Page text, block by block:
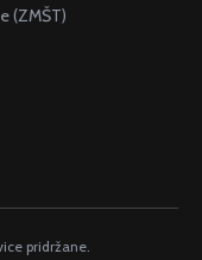
(ZMŠT)
pridržane.